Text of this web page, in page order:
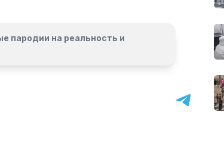
пародии на реальность и